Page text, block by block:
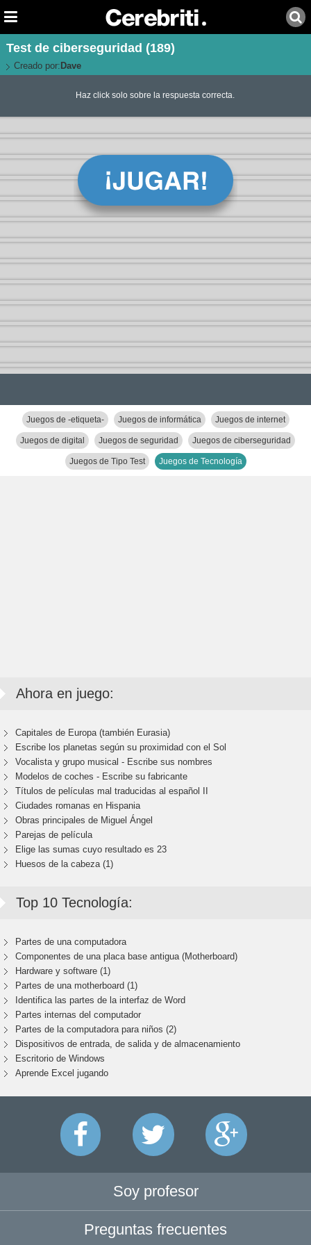
Test de ciberseguridad (189)
Creado por: Dave
Haz click solo sobre la respuesta correcta.
Juegos de -etiqueta- Juegos de informática Juegos de internet
Juegos de digital Juegos de seguridad Juegos de ciberseguridad
Juegos de Tipo Test Juegos de Tecnología
Ahora en juego:
Capitales de Europa (también Eurasia)
Escribe los planetas según su proximidad con el Sol
Vocalista y grupo musical - Escribe sus nombres
Modelos de coches - Escribe su fabricante
Títulos de películas mal traducidas al español II
Ciudades romanas en Hispania
Obras principales de Miguel Ángel
Parejas de película
Elige las sumas cuyo resultado es 23
Huesos de la cabeza (1)
Top 10 Tecnología:
Partes de una computadora
Componentes de una placa base antigua (Motherboard)
Hardware y software (1)
Partes de una motherboard (1)
Identifica las partes de la interfaz de Word
Partes internas del computador
Partes de la computadora para niños (2)
Dispositivos de entrada, de salida y de almacenamiento
Escritorio de Windows
Aprende Excel jugando
Soy profesor
Preguntas frecuentes